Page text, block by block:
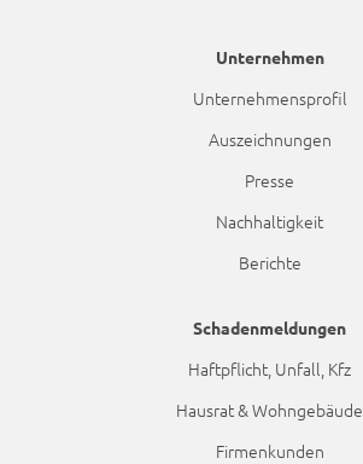
unmittelbare oder mittelbare
Folgen von Gewässerschäden,
Gesamtfassungsvermögen je
unmittelbare oder mittelbare
Folgen von Gewässerschäden,
Unternehmen
Unternehmensprofil
Auszeichnungen
Presse
Nachhaltigkeit
Berichte
Schadenmeldungen
Haftpflicht, Unfall, Kfz
Hausrat & Wohngebäude
Firmenkunden